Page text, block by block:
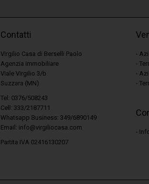
Contatti
Virgilio Casa di Berselli Paolo
Agenzia immobiliare
Viale Virgilio 3/b
Suzzara (MN)
Tel: 0376/508243
Cell: 333/2187711
Whatsapp Business: 349/6890149
Email: info@virgiliocasa.com
Partita IVA 02416130207